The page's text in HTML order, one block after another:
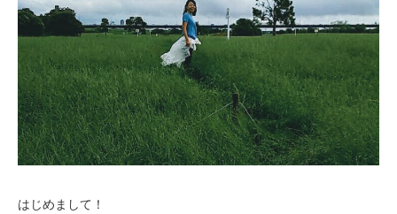
はじめまして！